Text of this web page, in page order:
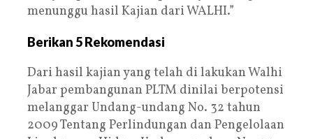
menunggu hasil Kajian dari WALHI.”
Berikan 5 Rekomendasi
Dari hasil kajian yang telah di lakukan Walhi
Jabar pembangunan PLTM dinilai berpotensi
melanggar Undang-undang No. 32 tahun
2009 Tentang Perlindungan dan Pengelolaan